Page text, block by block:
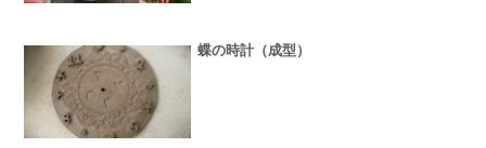
蝶の時計（成型）